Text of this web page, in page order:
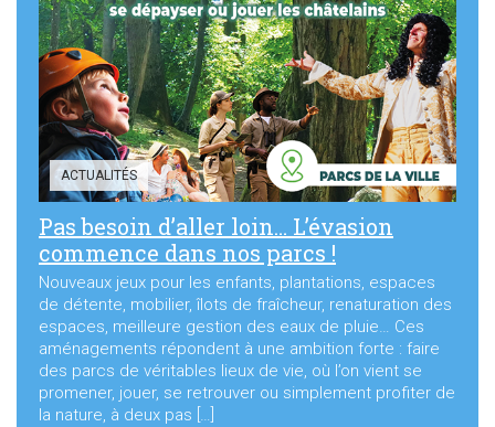
Sortir à Ste Gen’
ACTUALITÉS
Pas besoin d’aller loin… L’évasion
commence dans nos parcs !
Nouveaux jeux pour les enfants, plantations, espaces
de détente, mobilier, îlots de fraîcheur, renaturation des
espaces, meilleure gestion des eaux de pluie… Ces
aménagements répondent à une ambition forte : faire
des parcs de véritables lieux de vie, où l’on vient se
promener, jouer, se retrouver ou simplement profiter de
la nature, à deux pas […]